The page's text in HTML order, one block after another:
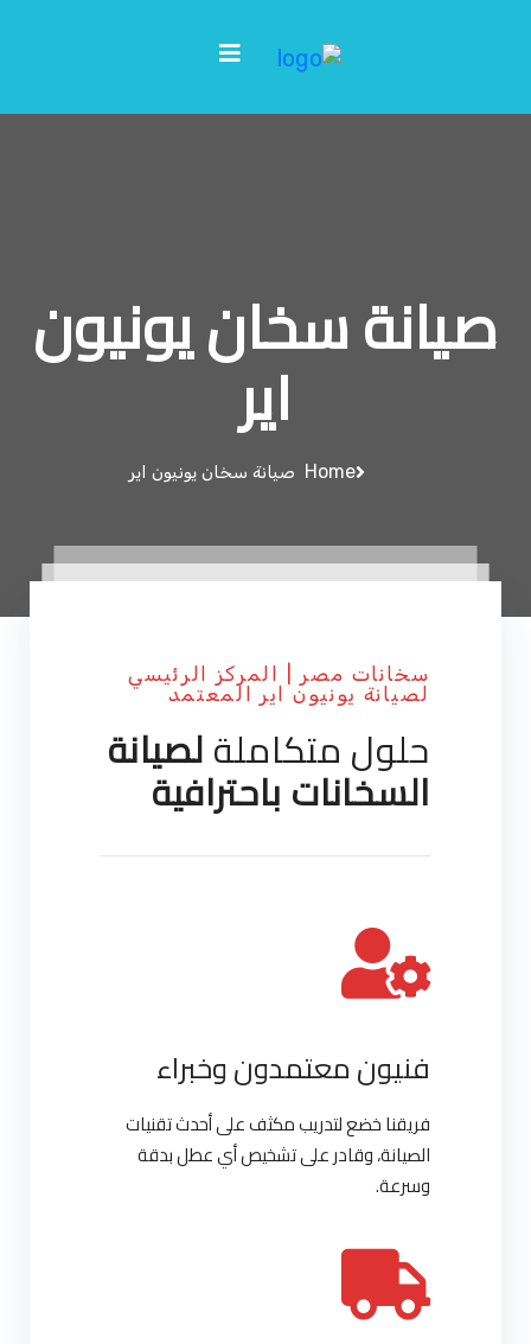
صيانة سخان يونيون
اير
Home صيانة سخان يونيون اير
سخانات مصر | المركز الرئيسي
لصيانة يونيون اير المعتمد
حلول متكاملةلصيانة
السخانات باحترافية
فنيون معتمدون وخبراء
فريقنا خضع لتدريب مكثف على أحدث تقنيات
الصيانة، وقادر على تشخيص أي عطل بدقة
وسرعة.